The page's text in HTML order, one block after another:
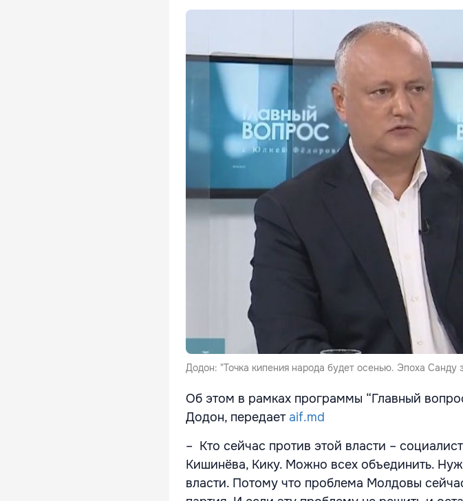
Додон: "Точка кипения народа будет осенью. Эпоха Санду
Об этом в рамках программы “Главный
Додон, передает aif.md
– Кто сейчас против этой власти –
Кишинёва, Кику. Можно всех объединить.
власти. Потому что проблема Молдовы